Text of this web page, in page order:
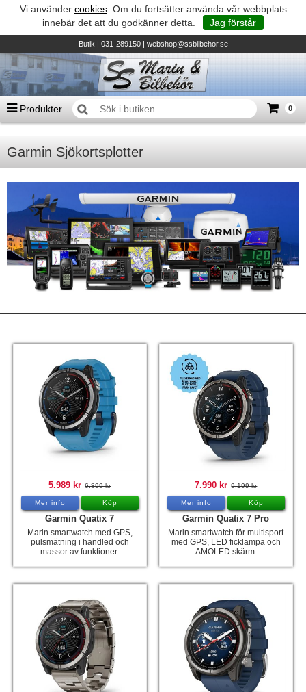
Vi använder cookies. Om du fortsätter använda vår webbplats
innebär det att du godkänner detta.
Jag förstår
Butik| 031-289150 | webshop@ssbilbehor.se
Produkter 0
Summa
TILL KASSAN
Suzuki - Utombordare
Suzumar - Gummibåtar
Honda - Utombordare
HonWave - Gummibåtar
TK Trailer
Volvo Penta Servicedelar
Yanmar Servicedelar
Yamaha Servicedelar
Lowrance
Humminbird
B&G
Båttillbehör
Hummertina
Varta - Batterier
Victron - Batteriladdare
Garmin Sjökortsplotter
5.989 kr 6.899 kr
Mer info Köp
Garmin Quatix 7
Marin smartwatch med GPS,
pulsmätning i handled och
massor av funktioner.
7.990 kr 9.199 kr
Mer info Köp
Garmin Quatix 7 Pro
Marin smartwatch för multisport
med GPS, LED ficklampa och
AMOLED skärm.